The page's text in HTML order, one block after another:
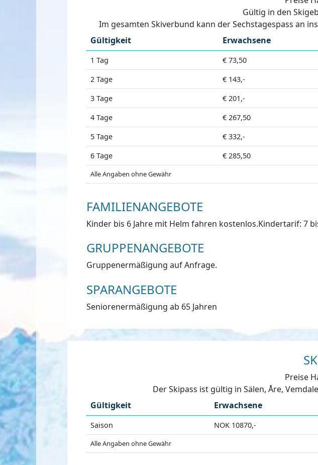
Gültig in den
Im gesamten Skiverbund kann der Sechstagespass an
Gültigkeit
Erwachsene
1 Tag € 73,50
2 Tage
€ 143,-
3 Tage
€ 201,-
4 Tage
€ 267,50
5 Tage
€ 332,-
6 Tage
€ 285,50
Alle Angaben ohne Gewähr
FAMILIENANGEBOTE
Kinder bis 6 Jahre mit Helm fahren kostenlos.Kindertarif: 7
GRUPPENANGEBOTE
Gruppenermäßigung auf Anfrage.
SPARANGEBOTE
Seniorenermäßigung ab 65 Jahren
Preise
Der Skipass ist gültig in Sälen, Åre,
Gültigkeit
Erwachsene
Saison NOK 10870,-
Alle Angaben ohne Gewähr